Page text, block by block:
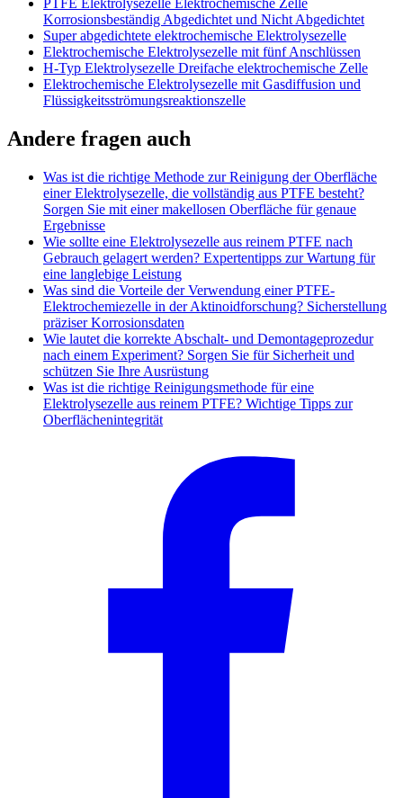
PTFE Elektrolysezelle Elektrochemische Zelle
Korrosionsbeständig Abgedichtet und Nicht Abgedichtet
Super abgedichtete elektrochemische Elektrolysezelle
Elektrochemische Elektrolysezelle mit fünf Anschlüssen
H-Typ Elektrolysezelle Dreifache elektrochemische Zelle
Elektrochemische Elektrolysezelle mit Gasdiffusion und
Flüssigkeitsströmungsreaktionszelle
Andere fragen auch
Was ist die richtige Methode zur Reinigung der Oberfläche
einer Elektrolysezelle, die vollständig aus PTFE besteht?
Sorgen Sie mit einer makellosen Oberfläche für genaue
Ergebnisse
Wie sollte eine Elektrolysezelle aus reinem PTFE nach
Gebrauch gelagert werden? Expertentipps zur Wartung für
eine langlebige Leistung
Was sind die Vorteile der Verwendung einer PTFE-
Elektrochemiezelle in der Aktinoidforschung? Sicherstellung
präziser Korrosionsdaten
Wie lautet die korrekte Abschalt- und Demontageprozedur
nach einem Experiment? Sorgen Sie für Sicherheit und
schützen Sie Ihre Ausrüstung
Was ist die richtige Reinigungsmethode für eine
Elektrolysezelle aus reinem PTFE? Wichtige Tipps zur
Oberflächenintegrität